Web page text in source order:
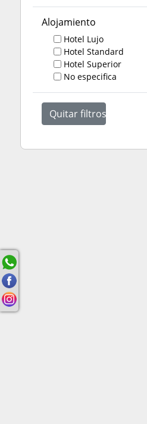
Alojamiento
Hotel Lujo
Hotel Standard
Hotel Superior
No especifica
Quitar filtros